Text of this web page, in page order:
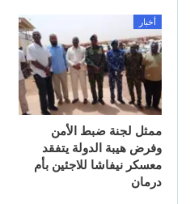
أخبار
ممثل لجنة ضبط الأمن
وفرض هيبة الدولة يتفقد
معسكر نيفاشا للاجئين بأم
درمان